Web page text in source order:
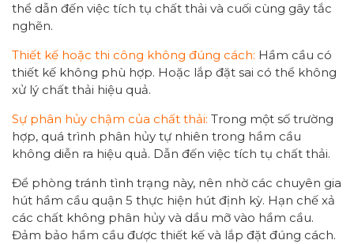
thể dẫn đến việc tích tụ chất thải và cuối cùng gây tắc
nghẽn.
Thiết kế hoặc thi công không đúng cách: Hầm cầu có
thiết kế không phù hợp. Hoặc lắp đặt sai có thể không
xử lý chất thải hiệu quả.
Sự phân hủy chậm của chất thải: Trong một số trường
hợp, quá trình phân hủy tự nhiên trong hầm cầu
không diễn ra hiệu quả. Dẫn đến việc tích tụ chất thải.
Để phòng tránh tình trạng này, nên nhờ các chuyên gia
hút hầm cầu quận 5 thực hiện hút định kỳ. Hạn chế xả
các chất không phân hủy và dầu mỡ vào hầm cầu.
Đảm bảo hầm cầu được thiết kế và lắp đặt đúng cách.